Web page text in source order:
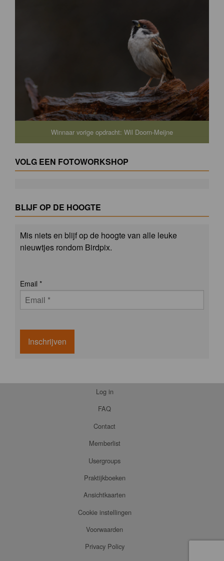
Winnaar vorige opdracht: Wil Doorn-Meijne
VOLG EEN FOTOWORKSHOP
BLIJF OP DE HOOGTE
Mis niets en blijf op de hoogte van alle leuke
nieuwtjes rondom Birdpix.
Email *
Inschrijven
Log in
FAQ
Contact
Memberlist
Usergroups
Praktijkboeken
Ansichtkaarten
Cookie instellingen
Voorwaarden
Privacy Policy